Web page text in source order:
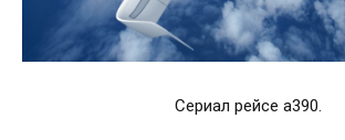
Сериал рейсе а390.